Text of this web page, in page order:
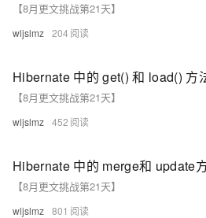
【8月更文挑战第21天】
wljslmz 204
Hibernate 中的 get() 和 load() 方
【8月更文挑战第21天】
wljslmz 452
Hibernate 中的 merge和 update
【8月更文挑战第21天】
wljslmz 801